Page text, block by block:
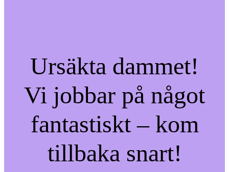
Ursäkta dammet!
Vi jobbar på något
fantastiskt – kom
tillbaka snart!